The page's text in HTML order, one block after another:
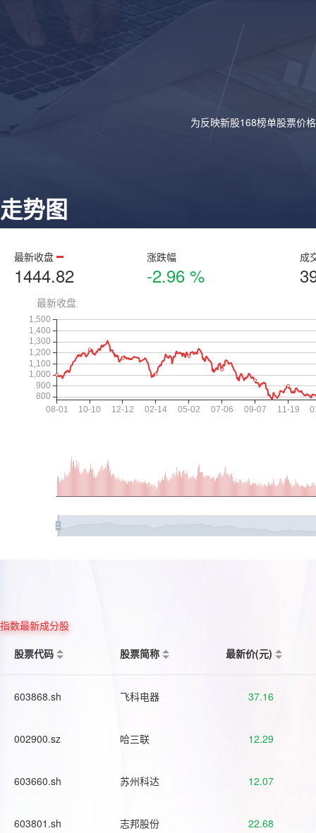
为反映新股168榜单股票价
走势图
最新收盘
1444.82
涨跌幅
-2.96 %
成
指数最新成分股
股票代码
股票简称 最新价(元)
603868.sh 飞科电器 37.16
002900.sz 哈三联 12.29
603660.sh 苏州科达 12.07
603801.sh 志邦股份 22.68